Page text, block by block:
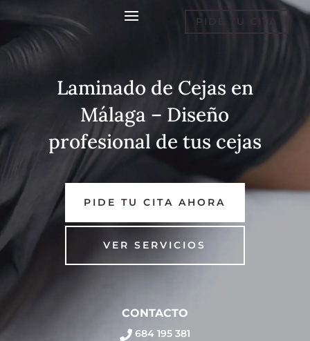
PIDE TU CITA
Laminado de Cejas en
Málaga – Diseño
profesional de tus cejas
PIDE TU CITA AHORA
VER SERVICIOS
CONTACTO
684 195 381